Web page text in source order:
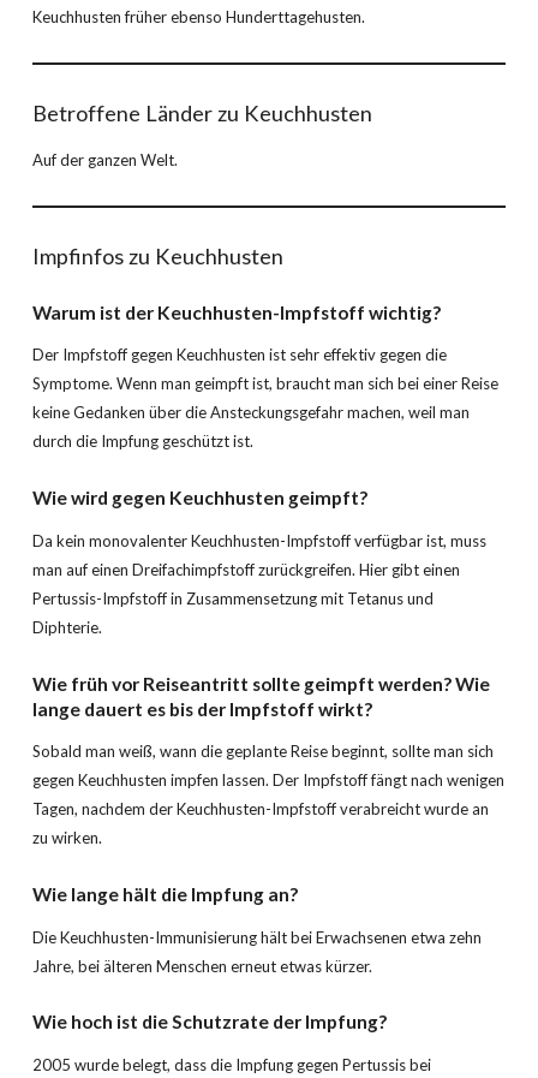
Keuchhusten früher ebenso Hunderttagehusten.
Betroffene Länder zu Keuchhusten
Auf der ganzen Welt.
Impfinfos zu Keuchhusten
Warum ist der Keuchhusten-Impfstoff wichtig?
Der Impfstoff gegen Keuchhusten ist sehr effektiv gegen die
Symptome. Wenn man geimpft ist, braucht man sich bei einer Reise
keine Gedanken über die Ansteckungsgefahr machen, weil man
durch die Impfung geschützt ist.
Wie wird gegen Keuchhusten geimpft?
Da kein monovalenter Keuchhusten-Impfstoff verfügbar ist, muss
man auf einen Dreifachimpfstoff zurückgreifen. Hier gibt einen
Pertussis-Impfstoff in Zusammensetzung mit Tetanus und
Diphterie.
Wie früh vor Reiseantritt sollte geimpft werden? Wie
lange dauert es bis der Impfstoff wirkt?
Sobald man weiß, wann die geplante Reise beginnt, sollte man sich
gegen Keuchhusten impfen lassen. Der Impfstoff fängt nach wenigen
Tagen, nachdem der Keuchhusten-Impfstoff verabreicht wurde an
zu wirken.
Wie lange hält die Impfung an?
Die Keuchhusten-Immunisierung hält bei Erwachsenen etwa zehn
Jahre, bei älteren Menschen erneut etwas kürzer.
Wie hoch ist die Schutzrate der Impfung?
2005 wurde belegt, dass die Impfung gegen Pertussis bei